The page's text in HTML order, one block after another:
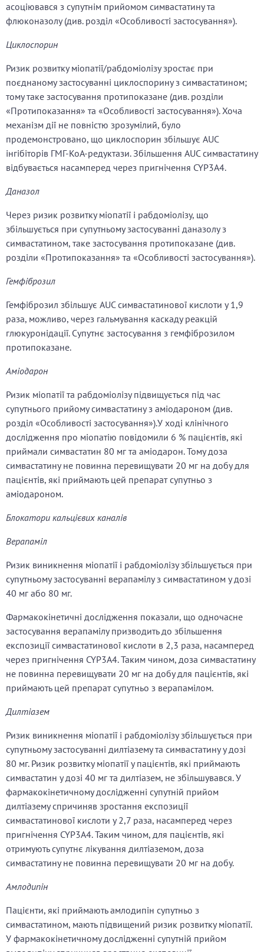
асоціювався з супутнім прийомом симвастатину та
флюконазолу (див. розділ «Особливості застосування»).
Циклоспорин
Ризик розвитку міопатії/рабдоміолізу зростає при
поєднаному застосуванні циклоспорину з симвастатином;
тому таке застосування протипоказане (див. розділи
«Протипоказання» та «Особливості застосування»). Хоча
механізм дії не повністю зрозумілий, було
продемонстровано, що циклоспорин збільшує AUC
інгібіторів ГМГ-КоА-редуктази. Збільшення AUC симвастатину
відбувається насамперед через пригнічення CYP3A4.
Даназол
Через ризик розвитку міопатії і рабдоміолізу, що
збільшується при супутньому застосуванні даназолу з
симвастатином, таке застосування протипоказане (див.
розділи «Протипоказання» та «Особливості застосування»).
Гемфіброзил
Гемфіброзил збільшує AUC симвастатинової кислоти у 1,9
раза, можливо, через гальмування каскаду реакцій
глюкуронідації. Супутнє застосування з гемфіброзилом
протипоказане.
Аміодарон
Ризик міопатії та рабдоміолізу підвищується під час
супутнього прийому симвастатину з аміодароном (див.
розділ «Особливості застосування»).У ході клінічного
дослідження про міопатію повідомили 6 % пацієнтів, які
приймали симвастатин 80 мг та аміодарон. Тому доза
симвастатину не повинна перевищувати 20 мг на добу для
пацієнтів, які приймають цей препарат супутньо з
аміодароном.
Блокатори кальцієвих каналів
Верапаміл
Ризик виникнення міопатії і рабдоміолізу збільшується при
супутньому застосуванні верапамілу з симвастатином у дозі
40 мг або 80 мг.
Фармакокінетичні дослідження показали, що одночасне
застосування верапамілу призводить до збільшення
експозиції симвастатинової кислоти в 2,3 раза, насамперед
через пригнічення CYP3A4. Таким чином, доза симвастатину
не повинна перевищувати 20 мг на добу для пацієнтів, які
приймають цей препарат супутньо з верапамілом.
Дилтіазем
Ризик виникнення міопатії і рабдоміолізу збільшується при
супутньому застосуванні дилтіазему та симвастатину у дозі
80 мг. Ризик розвитку міопатії у пацієнтів, які приймають
симвастатин у дозі 40 мг та дилтіазем, не збільшувався. У
фармакокінетичному дослідженні супутній прийом
дилтіазему спричиняв зростання експозиції
симвастатинової кислоти у 2,7 раза, насамперед через
пригнічення CYP3A4. Таким чином, для пацієнтів, які
отримують супутнє лікування дилтіаземом, доза
симвастатину не повинна перевищувати 20 мг на добу.
Амлодипін
Пацієнти, які приймають амлодипін супутньо з
симвастатином, мають підвищений ризик розвитку міопатії.
У фармакокінетичному дослідженні супутній прийом